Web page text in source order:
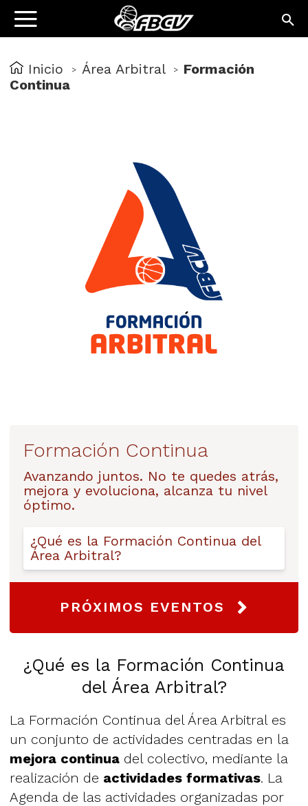
Inicio > Área Arbitral > Formación
Continua
Formación Continua
Avanzando juntos. No te quedes atrás,
mejora y evoluciona, alcanza tu nivel
óptimo.
¿Qué es la Formación Continua del
Área Arbitral?
PRÓXIMOS EVENTOS
¿Qué es la Formación Continua
del Área Arbitral?
La Formación Continua del Área Arbitral es
un conjunto de actividades centradas en la
mejora continua del colectivo, mediante la
realización de actividades formativas. La
Agenda de las actividades organizadas por